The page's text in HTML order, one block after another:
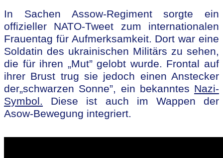
In Sachen Assow-Regiment sorgte ein
offizieller NATO-Tweet zum internationalen
Frauentag für Aufmerksamkeit. Dort war eine
Soldatin des ukrainischen Militärs zu sehen,
die für ihren „Mut” gelobt wurde. Frontal auf
ihrer Brust trug sie jedoch einen Anstecker
der„schwarzen Sonne”, ein bekanntes Nazi-
Symbol. Diese ist auch im Wappen der
Asow-Bewegung integriert.